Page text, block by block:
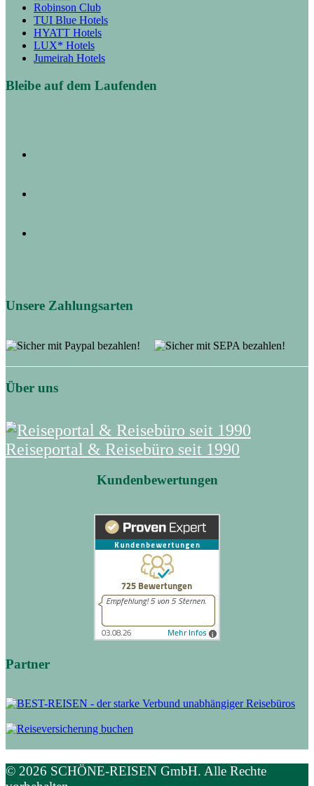
Robinson Club
TUI Blue Hotels
HYATT Hotels
LUX* Hotels
Jumeirah Hotels
Bleibe auf dem Laufenden
Unsere Zahlungsarten
Über uns
Reiseportal & Reisebüro seit 1990
Kundenbewertungen
Partner
© 2026 SCHÖNE-REISEN GmbH. Alle Rechte